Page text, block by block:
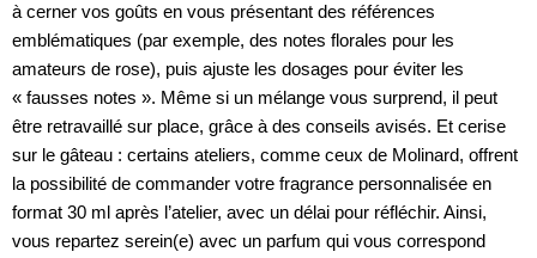
à cerner vos goûts en vous présentant des références
emblématiques (par exemple, des notes florales pour les
amateurs de rose), puis ajuste les dosages pour éviter les
« fausses notes ». Même si un mélange vous surprend, il peut
être retravaillé sur place, grâce à des conseils avisés. Et cerise
sur le gâteau : certains ateliers, comme ceux de Molinard, offrent
la possibilité de commander votre fragrance personnalisée en
format 30 ml après l’atelier, avec un délai pour réfléchir. Ainsi,
vous repartez serein(e) avec un parfum qui vous correspond